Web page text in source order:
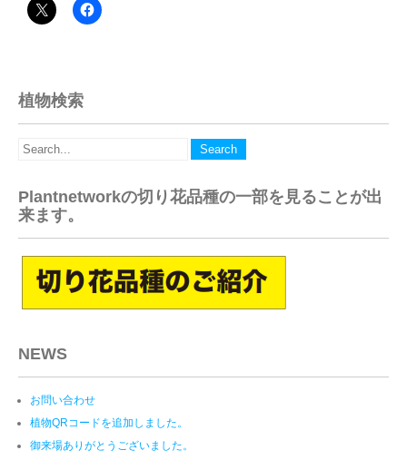
植物検索
Plantnetworkの切り花品種の一部を見ることが出
来ます。
NEWS
お問い合わせ
植物QRコードを追加しました。
御来場ありがとうございました。